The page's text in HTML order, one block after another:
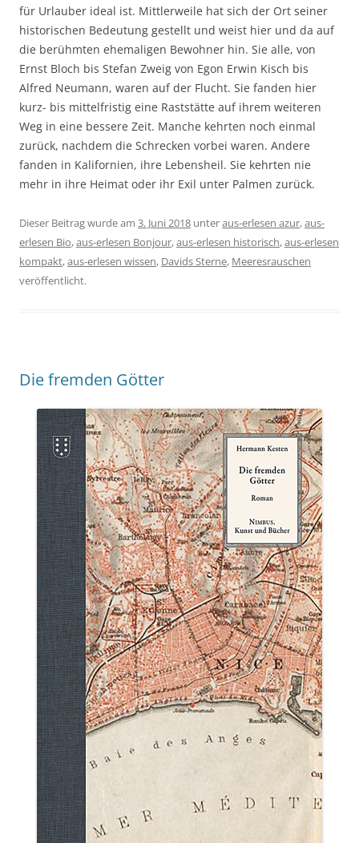
für Urlauber ideal ist. Mittlerweile hat sich der Ort seiner
historischen Bedeutung gestellt und weist hier und da auf
die berühmten ehemaligen Bewohner hin. Sie alle, von
Ernst Bloch bis Stefan Zweig von Egon Erwin Kisch bis
Alfred Neumann, waren auf der Flucht. Sie fanden hier
kurz- bis mittelfristig eine Raststätte auf ihrem weiteren
Weg in eine bessere Zeit. Manche kehrten noch einmal
zurück, nachdem die Schrecken vorbei waren. Andere
fanden in Kalifornien, ihre Lebensheil. Sie kehrten nie
mehr in ihre Heimat oder ihr Exil unter Palmen zurück.
Dieser Beitrag wurde am 3. Juni 2018 unteraus-erlesen azur,aus-
erlesen Bio,aus-erlesen Bonjour,aus-erlesen historisch,aus-erlesen
kompakt,aus-erlesen wissen, Davids Sterne, Meeresrauschen
veröffentlicht.
Die fremden Götter